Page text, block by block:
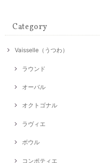
Category
Vaisselle（うつわ）
ラウンド
オーバル
オクトゴナル
ラヴィエ
ボウル
コンポティエ